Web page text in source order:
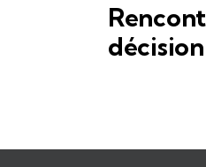
décision